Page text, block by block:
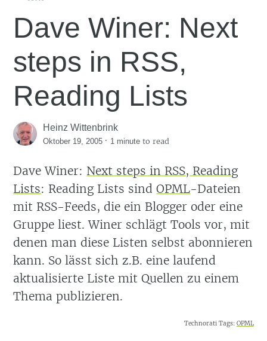
Dave Winer: Next
steps in RSS,
Reading Lists
Heinz Wittenbrink
Oktober 19, 2005 · 1 minute to read
Dave Winer: Next steps in RSS, Reading
Lists: Reading Lists sindOPML-Dateien
mit RSS-Feeds, die ein Blogger oder eine
Gruppe liest. Winer schlägt Tools vor, mit
denen man diese Listen selbst abonnieren
kann. So lässt sich z.B. eine laufend
aktualisierte Liste mit Quellen zu einem
Thema publizieren.
Technorati Tags: OPML